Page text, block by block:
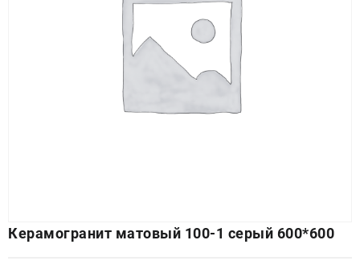
Керамогранит матовый 100-1 серый 600*600